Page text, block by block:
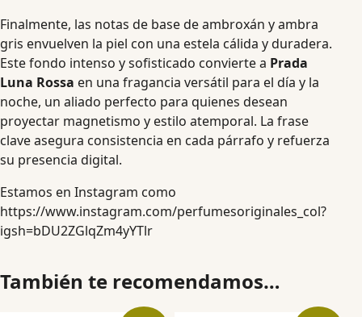
Finalmente, las notas de base de ambroxán y ambra
gris envuelven la piel con una estela cálida y duradera.
Este fondo intenso y sofisticado convierte a Prada
Luna Rossa en una fragancia versátil para el día y la
noche, un aliado perfecto para quienes desean
proyectar magnetismo y estilo atemporal. La frase
clave asegura consistencia en cada párrafo y refuerza
su presencia digital.
Estamos en Instagram como
https://www.instagram.com/perfumesoriginales_col?
igsh=bDU2ZGlqZm4yYTlr
También te recomendamos…